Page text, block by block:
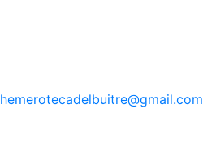
hemerotecadelbuitre@gmail.com